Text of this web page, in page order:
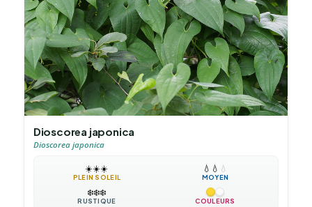
Dioscorea japonica
Dioscorea japonica
☀️☀️☀️
PLEIN SOLEIL
💧 💧 💧
MOYEN
❄️❄️❄️
RUSTIQUE COULEURS